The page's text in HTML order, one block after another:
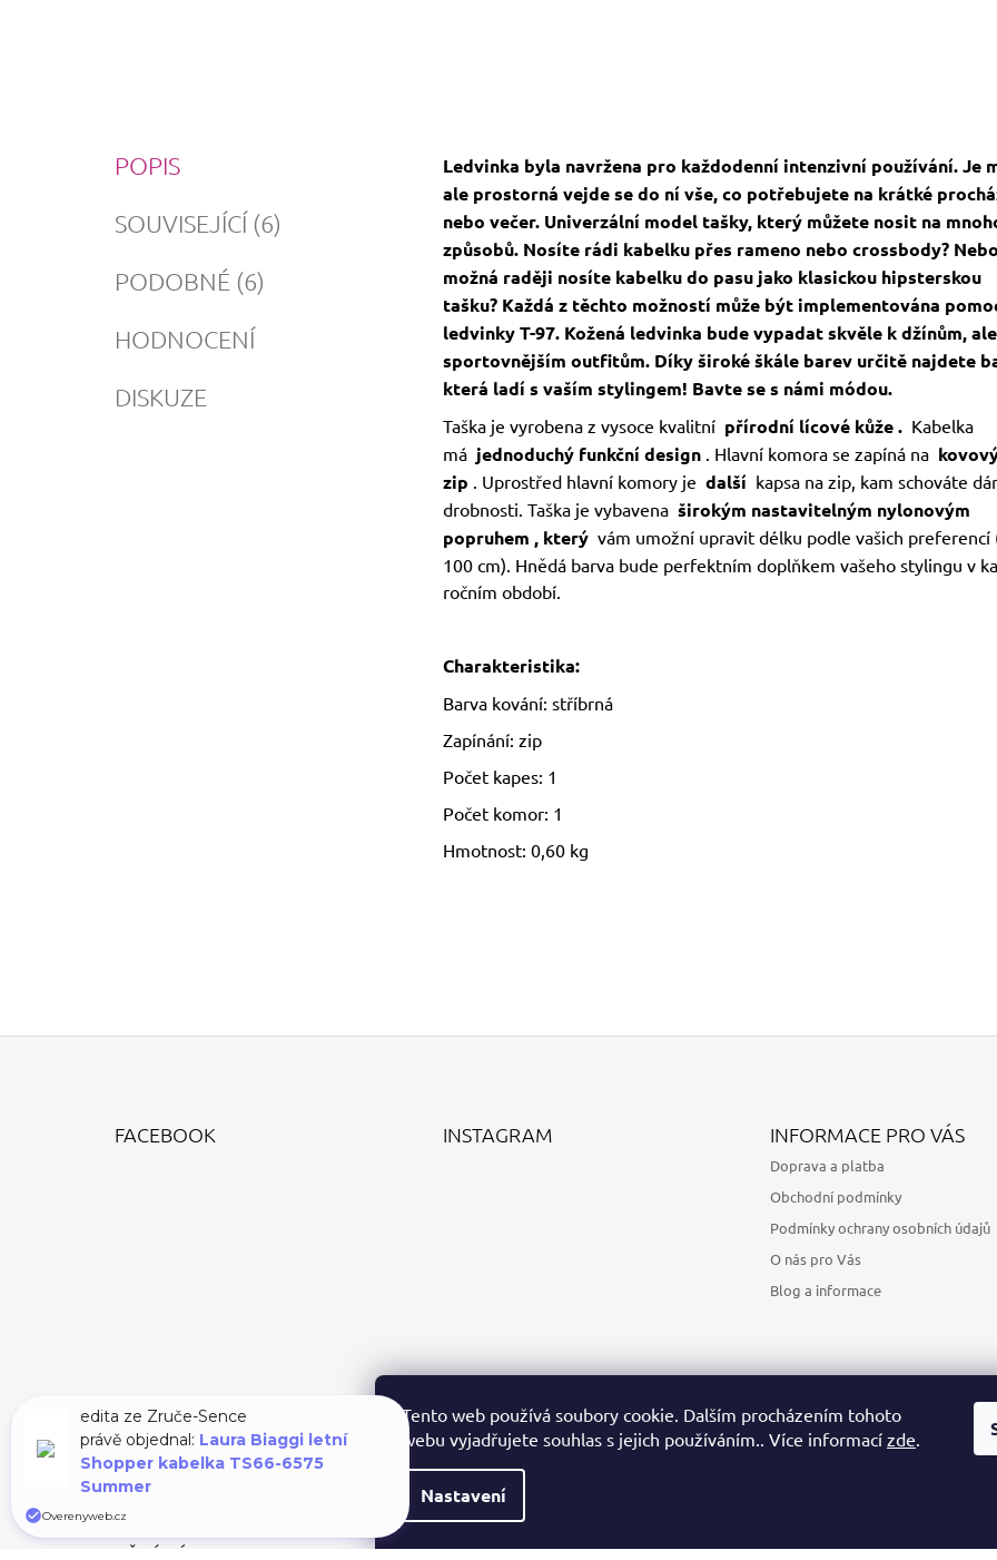
Tento web používá soubory cookie. Dalším procházením tohoto
webu vyjadřujete souhlas s jejich používáním.. Více informací zde.
Nastavení
POPIS
SOUVISEJÍCÍ (6)
PODOBNÉ (6)
HODNOCENÍ
DISKUZE
Ledvinka byla navržena pro každodenní intenzivní používání. Je
ale prostorná vejde se do ní vše, co potřebujete na krátké
nebo večer. Univerzální model tašky, který můžete nosit na
způsobů. Nosíte rádi kabelku přes rameno nebo crossbody? Nebo
možná raději nosíte kabelku do pasu jako klasickou hipsterskou
tašku? Každá z těchto možností může být implementována
ledvinky T-97. Kožená ledvinka bude vypadat skvěle k džínům,
sportovnějším outfitům. Díky široké škále barev určitě najdete
která ladí s vaším stylingem! Bavte se s námi módou.
Taška je vyrobena z vysoce kvalitní přírodní lícové kůže. Kabelka
má jednoduchý funkční design. Hlavní komora se zapíná na
zip . Uprostřed hlavní komory je další kapsa na zip, kam schováte
drobnosti. Taška je vybavena širokým nastavitelným nylonovým
popruhem , kterývám umožní upravit délku podle vašich preferencí
100 cm). Hnědá barva bude perfektním doplňkem vašeho stylingu v
ročním období.
Charakteristika:
Barva kování: stříbrná
Zapínání: zip
Počet kapes: 1
Počet komor: 1
Hmotnost: 0,60 kg
FACEBOOK INSTAGRAM
Sledovat na Instagramu
INFORMACE PRO VÁS
Doprava a platba
Obchodní podmínky
Podmínky ochrany osobních údajů
O nás pro Vás
Blog a informace
PŘIJÍMÁME ONLINE PLATBY
edita ze Zruče-Sence
právě objednal: Laura Biaggi letní
Shopper kabelka TS66-6575
Summer
Overenyweb.cz